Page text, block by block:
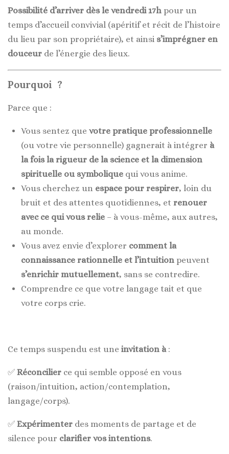
Possibilité d’arriver dès le vendredi 17h pour un
temps d’accueil convivial (apéritif et récit de l’histoire
du lieu par son propriétaire), et ainsi s’imprégner en
douceur de l’énergie des lieux.
Pourquoi ?
Parce que :
Vous sentez que votre pratique professionnelle
(ou votre vie personnelle) gagnerait à intégrer à
la fois la rigueur de la science et la dimension
spirituelle ou symboliquequi vous anime.
Vous cherchez un espace pour respirer, loin du
bruit et des attentes quotidiennes, et renouer
avec ce qui vous relie– à vous-même, aux autres,
au monde.
Vous avez envie d’explorer comment la
connaissance rationnelle et l’intuitionpeuvent
s’enrichir mutuellement, sans se contredire.
Comprendre ce que votre langage tait et que
votre corps crie.
Ce temps suspendu est une invitation à :
✅ Réconcilier ce qui semble opposé en vous
(raison/intuition, action/contemplation,
langage/corps).
✅ Expérimenter des moments de partage et de
silence pour clarifier vos intentions.